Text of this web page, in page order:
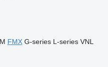
FMX G-series L-series VNL